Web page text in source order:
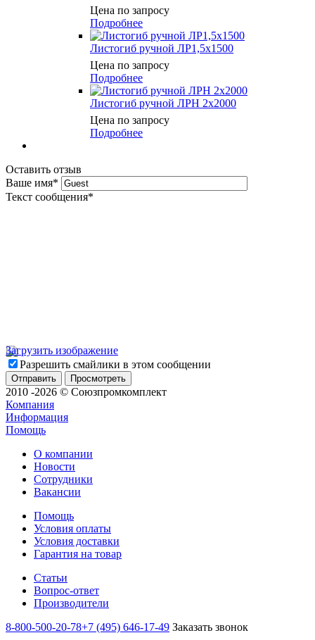
Цена по запросу
Подробнее
Листогиб ручной ЛР1,5х1500
Цена по запросу
Подробнее
Листогиб ручной ЛРН 2х2000
Цена по запросу
Подробнее
Оставить отзыв
Ваше имя*
Текст сообщения*
Загрузить изображение
Разрешить смайлики в этом сообщении
2010 -2026 © Союзпромкомплект
Компания
Информация
Помощь
О компании
Новости
Сотрудники
Вакансии
Помощь
Условия оплаты
Условия доставки
Гарантия на товар
Статьи
Вопрос-ответ
Производители
8-800-500-20-78+7 (495) 646-17-49 Заказать звонок